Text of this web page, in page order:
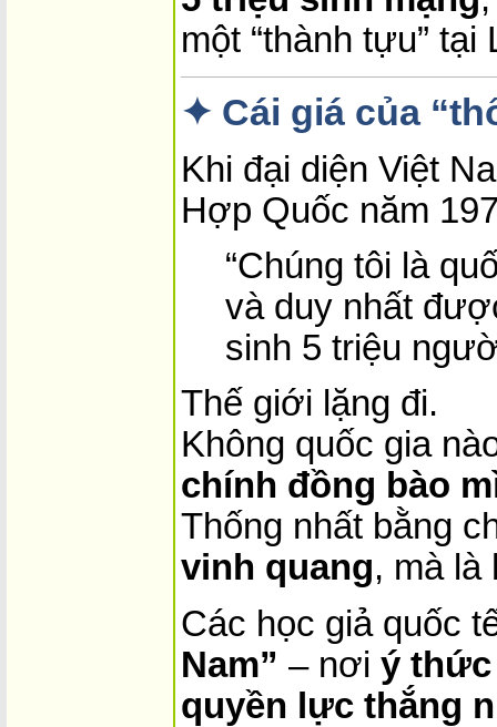
một “thành tựu”
✦ Cái giá của
Khi đại diện Việt
Hợp Quốc năm
“Chúng tôi là
và duy nhất
sinh 5 triệu
Thế giới lặng đi.
Không quốc gia
chính đồng bào
Thống nhất bằng
vinh quang, mà là
Các học giả quốc
Nam” – nơi ý thức
quyền lực thắng